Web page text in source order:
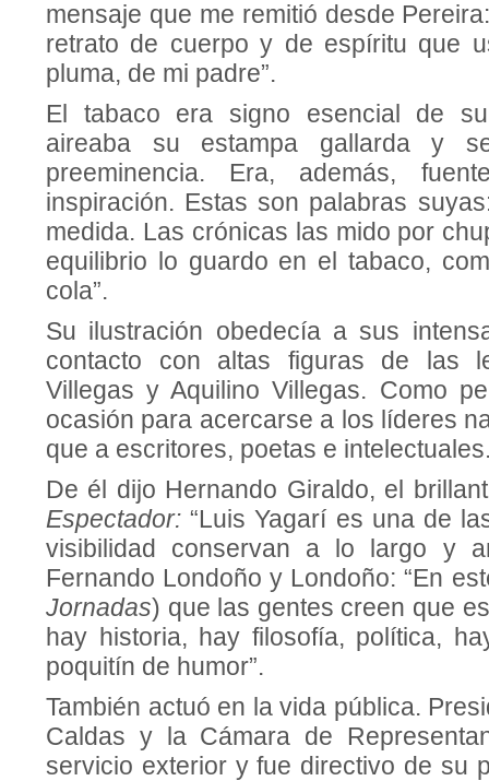
mensaje que me remitió desde
retrato de cuerpo y de espíritu que
pluma, de mi padre”.
El tabaco era signo esencial de
aireaba su estampa gallarda y
preeminencia. Era, además,
inspiración. Estas son palabras
medida. Las crónicas las mido por
equilibrio lo guardo en el tabaco,
cola”.
Su ilustración obedecía a sus
contacto con altas figuras de las
Villegas y Aquilino Villegas. Como
ocasión para acercarse a los líderes
que a escritores, poetas e
De él dijo Hernando Giraldo, el
Espectador:“Luis Yagarí es una de
visibilidad conservan a lo largo y
Fernando Londoño y Londoño: “En
Jornadas) que las gentes creen que
hay historia, hay filosofía, política,
poquitín de humor”.
También actuó en la vida pública.
Caldas y la Cámara de
servicio exterior y fue directivo de su